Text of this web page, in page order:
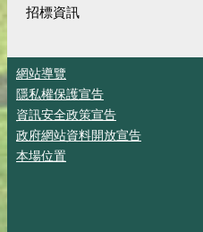
招標資訊
網站導覽
隱私權保護宣告
資訊安全政策宣告
政府網站資料開放宣告
本場位置